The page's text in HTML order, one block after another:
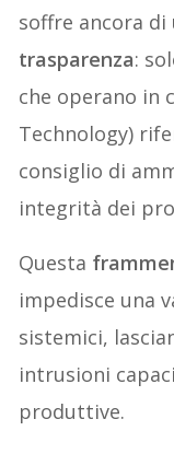
soffre ancora di
trasparenza:
che operano in
Technology)
consiglio di
integrità dei
Questa
impedisce una
sistemici,
intrusioni
produttive.